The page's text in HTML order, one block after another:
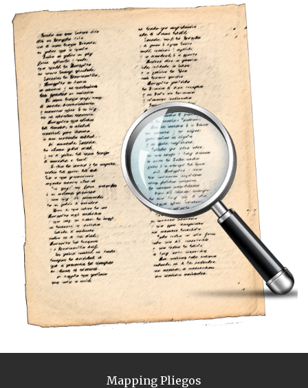
Mapping Pliegos